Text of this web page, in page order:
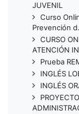
JUVENIL
Curso
Prevención
CURSO
ATENCIÓN
Prueba
INGLÉS
INGLÉS